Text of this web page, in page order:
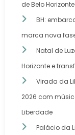
de Belo Horizonte
BH:
marca nova
Natal de
Horizonte e
Virada da
2026 com
Liberdade
Palácio da